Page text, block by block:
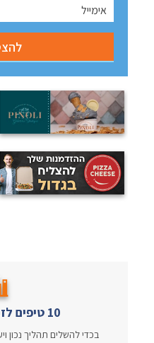
10 טיפים לזכיינות מנצחת
בכדי להשלים תהליך נכון